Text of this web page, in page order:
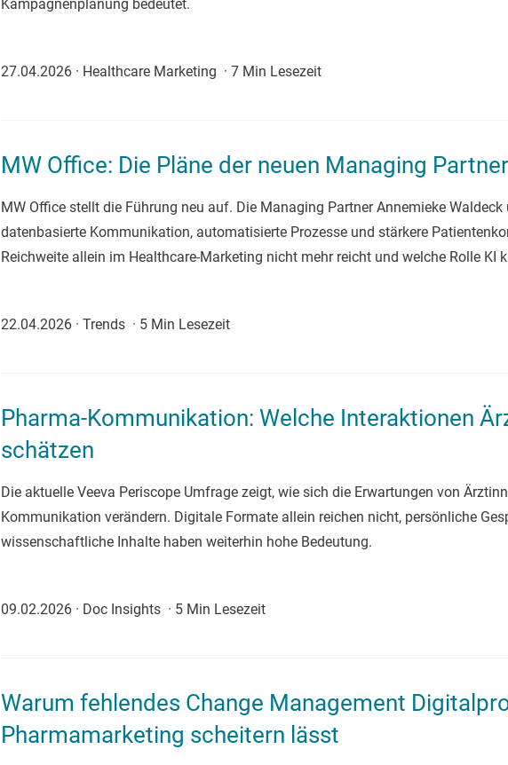
Kampagnenplanung bedeutet.
27.04.2026 · Healthcare Marketing · 7 Min Lesezeit
MW Office: Die Pläne der neuen Managing Partner
MW Office stellt die Führung neu auf. Die Managing Partner Annemieke
datenbasierte Kommunikation, automatisierte Prozesse und stärkere
Reichweite allein im Healthcare-Marketing nicht mehr reicht und welche Rolle KI
22.04.2026 · Trends · 5 Min Lesezeit
Pharma-Kommunikation: Welche Interaktionen
schätzen
Die aktuelle Veeva Periscope Umfrage zeigt, wie sich die Erwartungen von
Kommunikation verändern. Digitale Formate allein reichen nicht, persönliche
wissenschaftliche Inhalte haben weiterhin hohe Bedeutung.
09.02.2026 · Doc Insights · 5 Min Lesezeit
Warum fehlendes Change Management
Pharmamarketing scheitern lässt